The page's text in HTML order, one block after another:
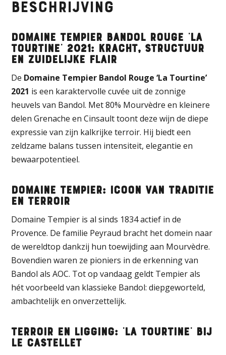
Beschrijving
Domaine Tempier Bandol Rouge ‘La
Tourtine’ 2021: Kracht, structuur
en zuidelijke flair
De Domaine Tempier Bandol Rouge ‘La Tourtine’
2021 is een karaktervolle cuvée uit de zonnige
heuvels van Bandol. Met 80% Mourvèdre en kleinere
delen Grenache en Cinsault toont deze wijn de diepe
expressie van zijn kalkrijke terroir. Hij biedt een
zeldzame balans tussen intensiteit, elegantie en
bewaarpotentieel.
Domaine Tempier: Icoon van traditie
en terroir
Domaine Tempier is al sinds 1834 actief in de
Provence. De familie Peyraud bracht het domein naar
de wereldtop dankzij hun toewijding aan Mourvèdre.
Bovendien waren ze pioniers in de erkenning van
Bandol als AOC. Tot op vandaag geldt Tempier als
hét voorbeeld van klassieke Bandol: diepgeworteld,
ambachtelijk en onverzettelijk.
Terroir en ligging: ‘La Tourtine’ bij
Le Castellet